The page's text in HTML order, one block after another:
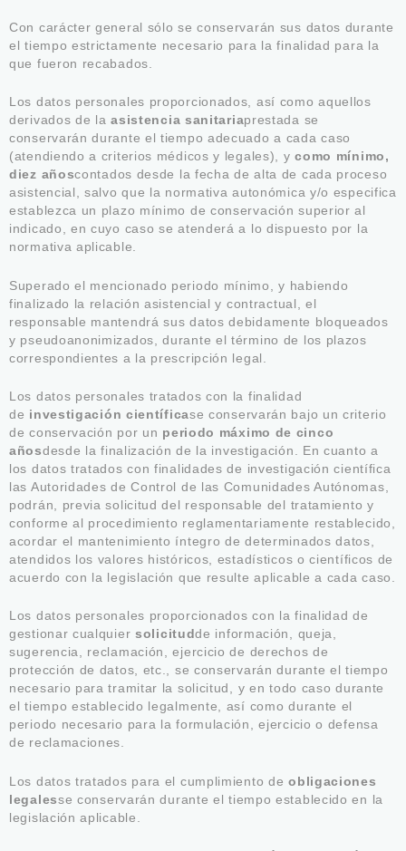
Con carácter general sólo se conservarán sus datos durante
el tiempo estrictamente necesario para la finalidad para la
que fueron recabados.
Los datos personales proporcionados, así como aquellos
derivados de laasistencia sanitariaprestada se
conservarán durante el tiempo adecuado a cada caso
(atendiendo a criterios médicos y legales), ycomo mínimo,
diez añoscontados desde la fecha de alta de cada proceso
asistencial, salvo que la normativa autonómica y/o especifica
establezca un plazo mínimo de conservación superior al
indicado, en cuyo caso se atenderá a lo dispuesto por la
normativa aplicable.
Superado el mencionado periodo mínimo, y habiendo
finalizado la relación asistencial y contractual, el
responsable mantendrá sus datos debidamente bloqueados
y pseudoanonimizados, durante el término de los plazos
correspondientes a la prescripción legal.
Los datos personales tratados con la finalidad
de investigación científicase conservarán bajo un criterio
de conservación por un periodo máximo de cinco
añosdesde la finalización de la investigación. En cuanto a
los datos tratados con finalidades de investigación científica
las Autoridades de Control de las Comunidades Autónomas,
podrán, previa solicitud del responsable del tratamiento y
conforme al procedimiento reglamentariamente restablecido,
acordar el mantenimiento íntegro de determinados datos,
atendidos los valores históricos, estadísticos o científicos de
acuerdo con la legislación que resulte aplicable a cada caso.
Los datos personales proporcionados con la finalidad de
gestionar cualquier solicitudde información, queja,
sugerencia, reclamación, ejercicio de derechos de
protección de datos, etc., se conservarán durante el tiempo
necesario para tramitar la solicitud, y en todo caso durante
el tiempo establecido legalmente, así como durante el
periodo necesario para la formulación, ejercicio o defensa
de reclamaciones.
Los datos tratados para el cumplimiento deobligaciones
legalesse conservarán durante el tiempo establecido en la
legislación aplicable.